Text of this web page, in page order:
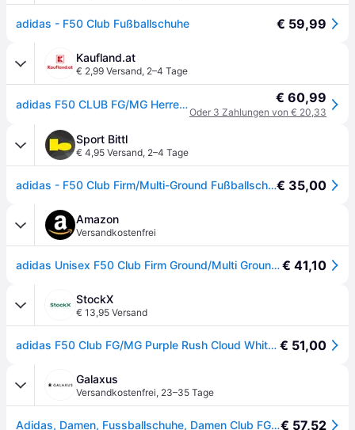
adidas - F50 Club Fußballschuhe € 59,99
Kaufland.at
€ 2,99 Versand, 2–4 Tage
adidas F50 CLUB FG/MG Herren Fußballschuh - Purple Rush/Cloud White/Lucid Lemon Purple Rush/Cloud White/Lucid Lemon 46 € 60,99
Oder 3 Zahlungen von € 20,33
Sport Bittl
€ 4,95 Versand, 2–4 Tage
adidas - F50 Club Firm/Multi-Ground Fußballschuhe purple rush - lila - 12€ 35,00
Amazon
Versandkostenfrei
adidas Unisex F50 Club Firm Ground/Multi Ground Football Boots, Purple Rush/Cloud White/Lucid Lemon, 46 EU€ 41,10
StockX
€ 13,95 Versand
adidas F50 Club FG/MG Purple Rush Cloud White Lucid Lemon € 51,00
Galaxus
Versandkostenfrei, 23–35 Tage
Adidas, Damen, Fussballschuhe, Damen Club FG/MG Fussballschuhe (43 1/3), Violett€ 57,52